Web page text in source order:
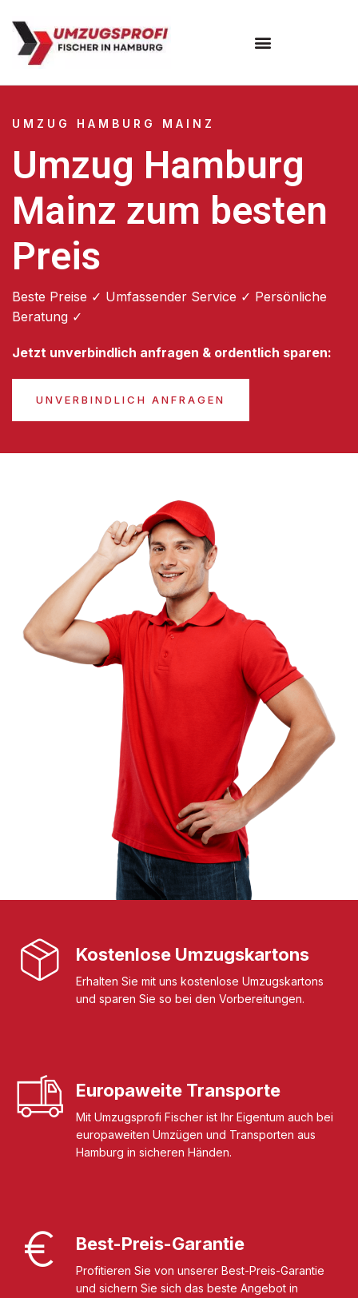
UMZUG HAMBURG MAINZ
Umzug Hamburg
Mainz zum besten
Preis
Beste Preise ✓ Umfassender Service ✓ Persönliche
Beratung ✓
Jetzt unverbindlich anfragen & ordentlich sparen:
UNVERBINDLICH ANFRAGEN
Kostenlose Umzugskartons
Erhalten Sie mit uns kostenlose Umzugskartons
und sparen Sie so bei den Vorbereitungen.
Europaweite Transporte
Mit Umzugsprofi Fischer ist Ihr Eigentum auch bei
europaweiten Umzügen und Transporten aus
Hamburg in sicheren Händen.
Best-Preis-Garantie
Profitieren Sie von unserer Best-Preis-Garantie
und sichern Sie sich das beste Angebot in